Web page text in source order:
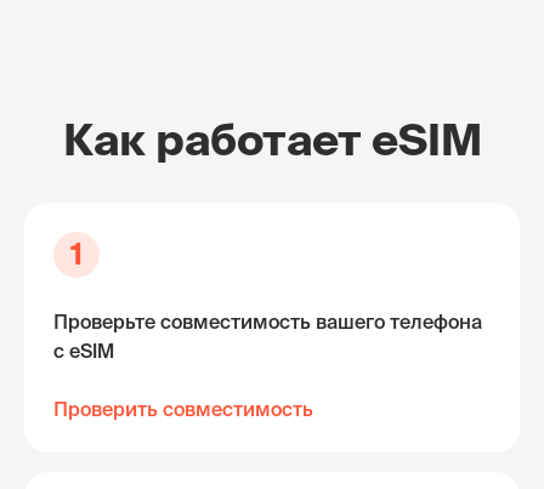
Как работает eSIM
1
Проверьте совместимость вашего телефона
с eSIM
Проверить совместимость